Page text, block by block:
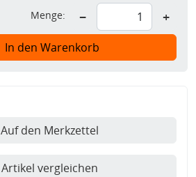
Menge: − +
In den Warenkorb
Auf den Merkzettel
Artikel vergleichen